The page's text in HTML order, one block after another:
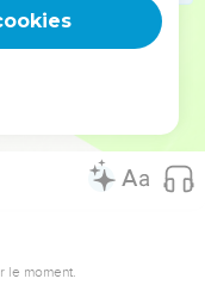
comme une ancre
moment.